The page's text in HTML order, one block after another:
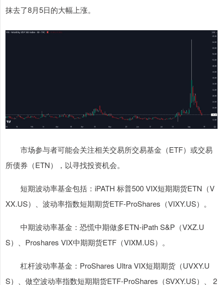
抹去了8月5日的大幅上涨。
市场参与者可能会关注相关交易所交易基金（ETF）或交易
所债券（ETN），以寻找投资机会。
短期波动率基金包括：iPATH 标普500 VIX短期期货ETN（V
XX.US）、波动率指数短期期货ETF-ProShares（VIXY.US）。
中期波动率基金：恐慌中期做多ETN-iPath S&P（VXZ.U
S）、Proshares VIX中期期货ETF（VIXM.US）。
杠杆波动率基金：ProShares Ultra VIX短期期货（UVXY.U
S）、做空波动率指数短期期货ETF-ProShares（SVXY.US）、 2